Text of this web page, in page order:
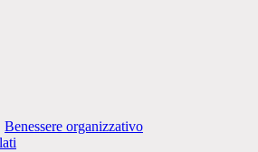
Benessere organizzativo